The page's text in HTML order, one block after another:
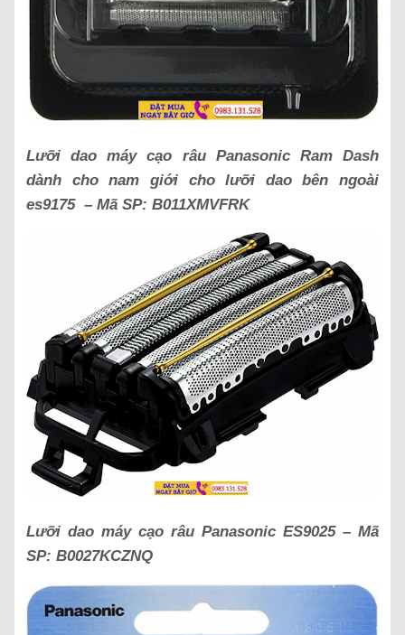
Lưỡi dao máy cạo râu Panasonic Ram Dash
dành cho nam giới cho lưỡi dao bên ngoài
es9175 – Mã SP: B011XMVFRK
Lưỡi dao máy cạo râu Panasonic ES9025 – Mã
SP: B0027KCZNQ